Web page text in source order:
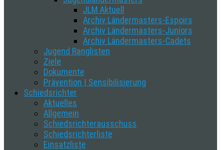
JLM Aktuell
Archiv Ländermasters-Espoirs
Archiv Ländermasters-Juniors
Archiv Ländermasters-Cadets
Jugend Ranglisten
Ziele
Dokumente
Prävention | Sensibilisierung
Schiedsrichter
Aktuelles
Allgemein
Schiedsrichterausschuss
Schiedsrichterliste
Einsatzliste